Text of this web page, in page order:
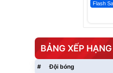
Flash
BẢNG XẾP HẠNG
# Đội bóng